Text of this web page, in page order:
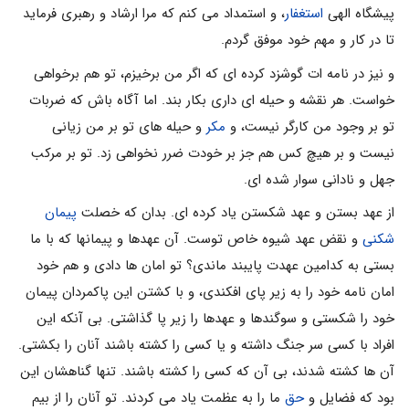
پیشگاه الهى استغفار، و استمداد مى کنم که مرا ارشاد و رهبرى فرماید
تا در کار و مهم خود موفق گردم.
و نیز در نامه ات گوشزد کرده اى که اگر من برخیزم، تو هم برخواهى
خواست. هر نقشه و حیله اى دارى بکار بند. اما آگاه باش که ضربات
تو بر وجود من کارگر نیست، و مکر و حیله هاى تو بر من زیانى
نیست و بر هیچ کس هم جز بر خودت ضرر نخواهى زد. تو بر مرکب
جهل و نادانى سوار شده اى.
از عهد بستن و عهد شکستن یاد کرده اى. بدان که خصلت پیمان
شکنى و نقض عهد شیوه خاص توست. آن عهدها و پیمانها که با ما
بستى به کدامین عهدت پایبند ماندى؟ تو امان ها دادى و هم خود
امان نامه خود را به زیر پاى افکندى، و با کشتن این پاکمردان پیمان
خود را شکستى و سوگندها و عهدها را زیر پا گذاشتى. بى آنکه این
افراد با کسى سر جنگ داشته و یا کسى را کشته باشند آنان را بکشتى.
آن ها کشته شدند، بى آن که کسى را کشته باشند. تنها گناهشان این
بود که فضایل وحق ما را به عظمت یاد مى کردند. تو آنان را از بیم